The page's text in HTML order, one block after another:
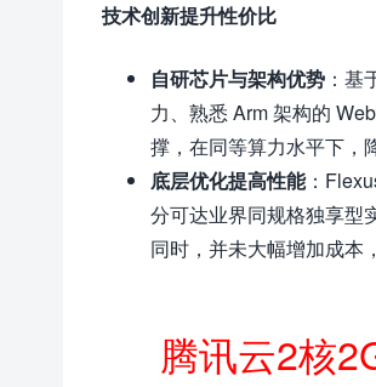
技术创新提升性价比
自研芯片与架构优势 ：
力、熟悉 Arm 架构的
撑，在同等算力水平下，
底层优化提高性能：
分可达业界同规格独享型
同时，并未大幅增加成本
腾讯云2核